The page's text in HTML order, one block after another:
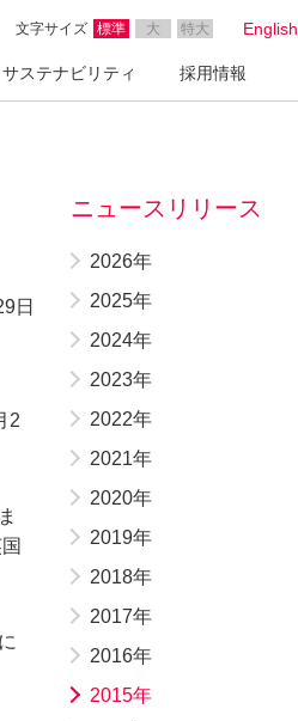
文字サイズ 標準 大 特大 English
サステナビリティ 採用情報
日
2
ニュースリリース
2026年
2025年
2024年
2023年
2022年
2021年
2020年
2019年
2018年
2017年
2016年
2015年